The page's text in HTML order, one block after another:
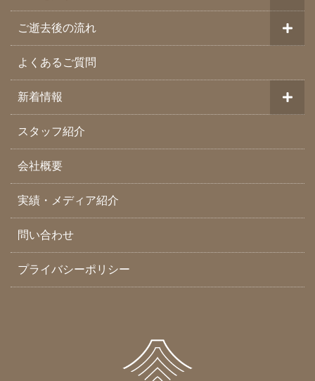
ご逝去後の流れ
よくあるご質問
新着情報
スタッフ紹介
会社概要
実績・メディア紹介
問い合わせ
プライバシーポリシー